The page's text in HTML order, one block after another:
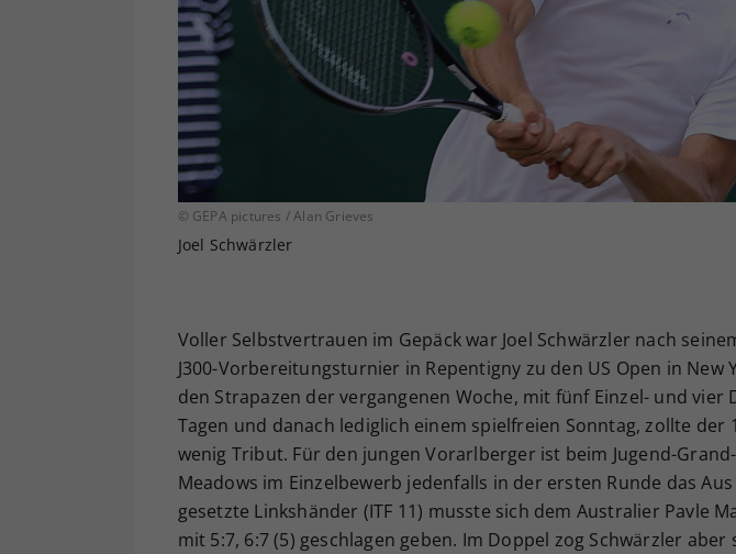
© GEPA pictures / Alan Grieves
Joel Schwärzler
Voller Selbstvertrauen im Gepäck war Joel Schwärzler nach
J300-Vorbereitungsturnier in Repentigny zu den US Open in New
den Strapazen der vergangenen Woche, mit fünf Einzel- und vier
Tagen und danach lediglich einem spielfreien Sonntag, zollte der
wenig Tribut. Für den jungen Vorarlberger ist beim Jugend-
Meadows im Einzelbewerb jedenfalls in der ersten Runde das
gesetzte Linkshänder (ITF 11) musste sich dem Australier Pavle
mit 5:7, 6:7 (5) geschlagen geben. Im Doppel zog Schwärzler
Ihrer
Webseiten-